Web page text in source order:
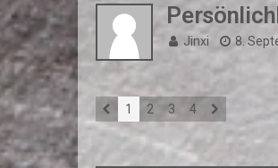
Jinxi 8.
1 2 3 4